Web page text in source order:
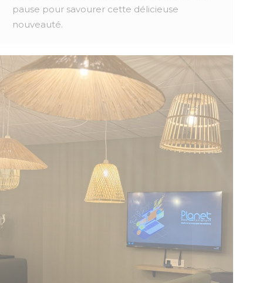
pause pour savourer cette délicieuse
nouveauté.